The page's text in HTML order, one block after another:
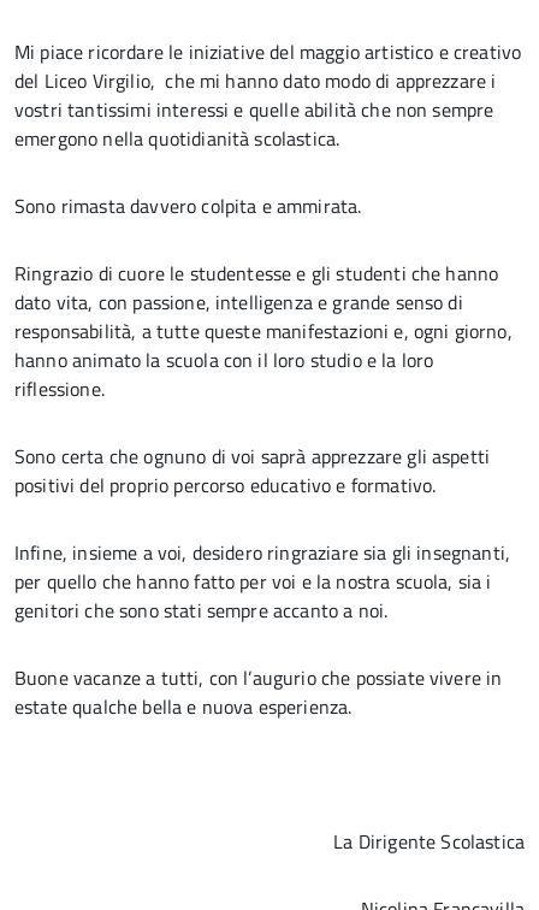
Mi piace ricordare le iniziative del maggio artistico e creativo
del Liceo Virgilio, che mi hanno dato modo di apprezzare i
vostri tantissimi interessi e quelle abilità che non sempre
emergono nella quotidianità scolastica.
Sono rimasta davvero colpita e ammirata.
Ringrazio di cuore le studentesse e gli studenti che hanno
dato vita, con passione, intelligenza e grande senso di
responsabilità, a tutte queste manifestazioni e, ogni giorno,
hanno animato la scuola con il loro studio e la loro
riflessione.
Sono certa che ognuno di voi saprà apprezzare gli aspetti
positivi del proprio percorso educativo e formativo.
Infine, insieme a voi, desidero ringraziare sia gli insegnanti,
per quello che hanno fatto per voi e la nostra scuola, sia i
genitori che sono stati sempre accanto a noi.
Buone vacanze a tutti, con l’augurio che possiate vivere in
estate qualche bella e nuova esperienza.
La Dirigente Scolastica